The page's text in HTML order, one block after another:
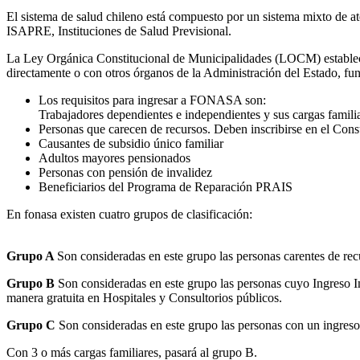
El sistema de salud chileno está compuesto por un sistema mixto
ISAPRE, Instituciones de Salud Previsional.
La Ley Orgánica Constitucional de Municipalidades (LOCM)
directamente o con otros órganos de la Administración del Estado,
Los requisitos para ingresar a FONASA son:
Trabajadores dependientes e independientes y sus cargas
Personas que carecen de recursos. Deben inscribirse en el
Causantes de subsidio único familiar
Adultos mayores pensionados
Personas con pensión de invalidez
Beneficiarios del Programa de Reparación PRAIS
En fonasa existen cuatro grupos de clasificación:
Grupo A Son consideradas en este grupo las personas carentes de
Grupo B Son consideradas en este grupo las personas cuyo
manera gratuita en Hospitales y Consultorios públicos.
Grupo C Son consideradas en este grupo las personas con un
Con 3 o más cargas familiares, pasará al grupo B.